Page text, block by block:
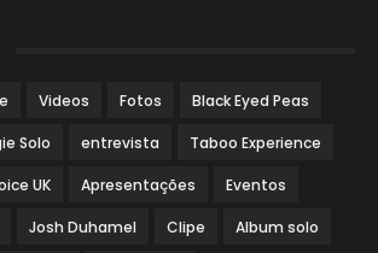
Videos Fotos Black Eyed Peas
Solo entrevista Taboo Experience
UK Apresentações Eventos
Josh Duhamel Clipe Album solo